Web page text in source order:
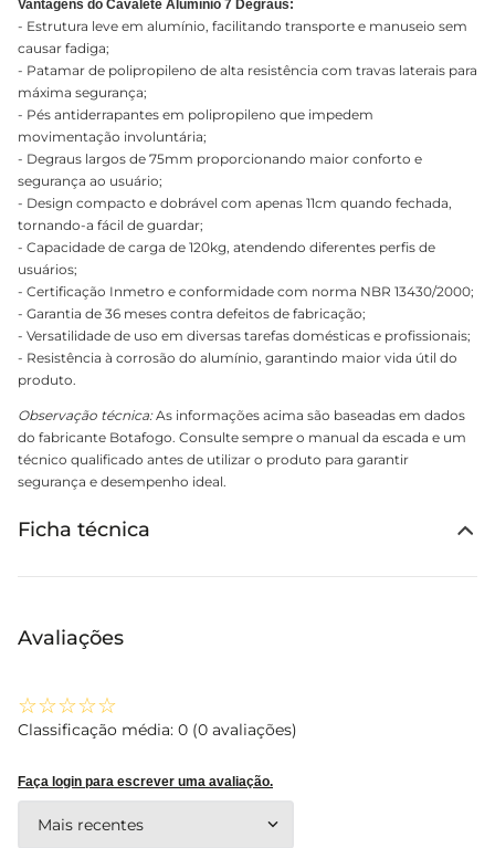
Vantagens do Cavalete Alumínio 7 Degraus:
- Estrutura leve em alumínio, facilitando transporte e manuseio sem
causar fadiga;
- Patamar de polipropileno de alta resistência com travas laterais para
máxima segurança;
- Pés antiderrapantes em polipropileno que impedem
movimentação involuntária;
- Degraus largos de 75mm proporcionando maior conforto e
segurança ao usuário;
- Design compacto e dobrável com apenas 11cm quando fechada,
tornando-a fácil de guardar;
- Capacidade de carga de 120kg, atendendo diferentes perfis de
usuários;
- Certificação Inmetro e conformidade com norma NBR 13430/2000;
- Garantia de 36 meses contra defeitos de fabricação;
- Versatilidade de uso em diversas tarefas domésticas e profissionais;
- Resistência à corrosão do alumínio, garantindo maior vida útil do
produto.
Observação técnica:As informações acima são baseadas em dados
do fabricante Botafogo. Consulte sempre o manual da escada e um
técnico qualificado antes de utilizar o produto para garantir
segurança e desempenho ideal.
Ficha técnica
Avaliações
☆☆☆☆☆
Classificação média: 0 (0 avaliações)
Faça login para escrever uma avaliação.
Mais recentes